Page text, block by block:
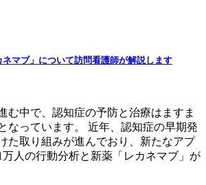
マブ」について訪問看護師が解説します
む中で、認知症の予防と治療はますま
なっています。 近年、認知症の早期発
た取り組みが進んでおり、新たなアプ
万人の行動分析と新薬「レカネマブ」が